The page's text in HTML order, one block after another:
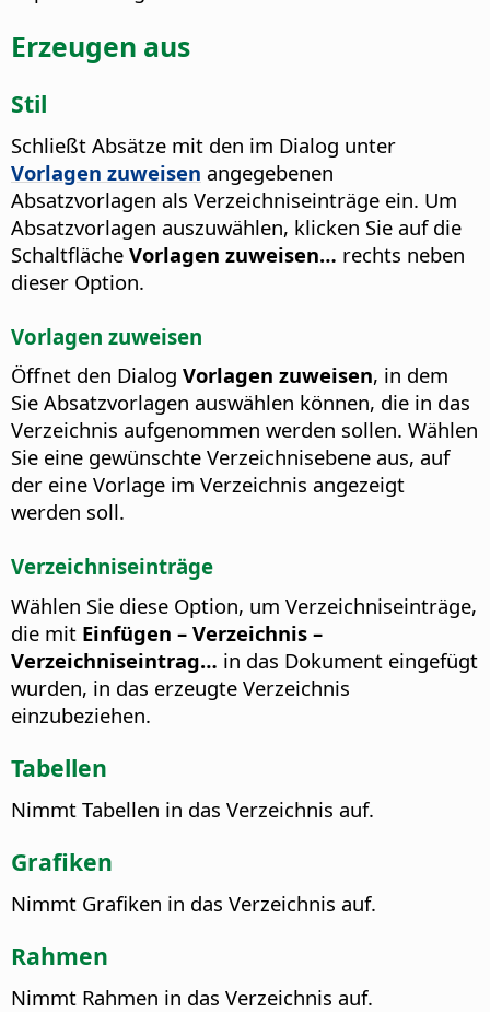
Erzeugen aus
Stil
Schließt Absätze mit den im Dialog unter
Vorlagen zuweisen angegebenen
Absatzvorlagen als Verzeichniseinträge ein. Um
Absatzvorlagen auszuwählen, klicken Sie auf die
Schaltfläche Vorlagen zuweisen… rechts neben
dieser Option.
Vorlagen zuweisen
Öffnet den Dialog Vorlagen zuweisen, in dem
Sie Absatzvorlagen auswählen können, die in das
Verzeichnis aufgenommen werden sollen. Wählen
Sie eine gewünschte Verzeichnisebene aus, auf
der eine Vorlage im Verzeichnis angezeigt
werden soll.
Verzeichniseinträge
Wählen Sie diese Option, um Verzeichniseinträge,
die mit Einfügen – Verzeichnis –
Verzeichniseintrag… in das Dokument eingefügt
wurden, in das erzeugte Verzeichnis
einzubeziehen.
Tabellen
Nimmt Tabellen in das Verzeichnis auf.
Grafiken
Nimmt Grafiken in das Verzeichnis auf.
Rahmen
Nimmt Rahmen in das Verzeichnis auf.